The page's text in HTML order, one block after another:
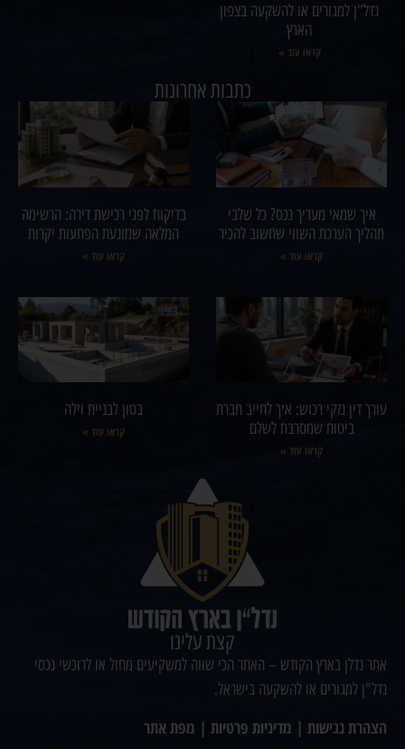
נדל"ן למגורים או להשקעה בצפון
הארץ
קראו עוד »
כתבות אחרונות
איך שמאי מעריך נכס? כל שלבי
תהליך הערכת השווי שחשוב להכיר
קראו עוד »
בדיקות לפני רכישת דירה: הרשימה
המלאה שמונעת הפתעות יקרות
קראו עוד »
עורך דין נזקי רכוש: איך לחייב חברת
ביטוח שמסרבת לשלם
קראו עוד »
בטון לבניית וילה
קראו עוד »
קצת עלינו
אתר נדלן בארץ הקודש – האתר הכי שווה למשקיעים מחול או לרוכשי נכסי
נדל"ן למגורים או להשקעה בישראל.
הצהרת נגישות | מדיניות פרטיות | מפת אתר